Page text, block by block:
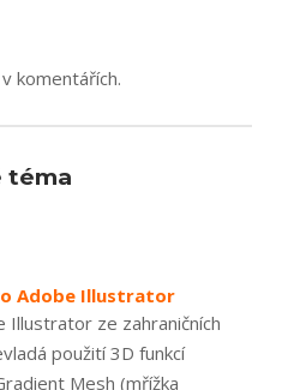
komentářích.
téma
Adobe Illustrator
ze zahraničních
použití 3D funkcí
Mesh (mřížka